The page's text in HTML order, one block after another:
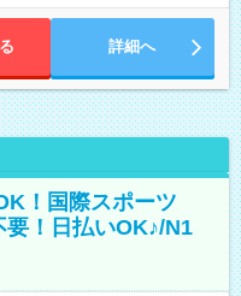
詳細へ
！国際スポーツ
！日払いOK♪/N1